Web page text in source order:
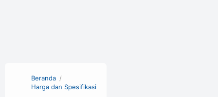
Beranda
Harga dan Spesifikasi